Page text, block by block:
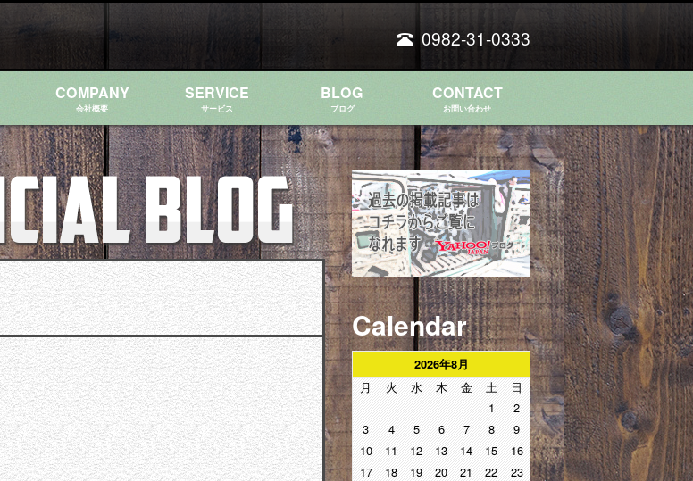
0982-31-0333
COMPANY
会社概要
SERVICE
サービス
BLOG
ブログ
CONTACT
お問い合わせ
Calendar
2026年8月
月 火 水 木 金 土
日
1
2
3
4 5 6 7 8
9
10
11 12 13 14 15
16
17
18 19 20 21 22
23